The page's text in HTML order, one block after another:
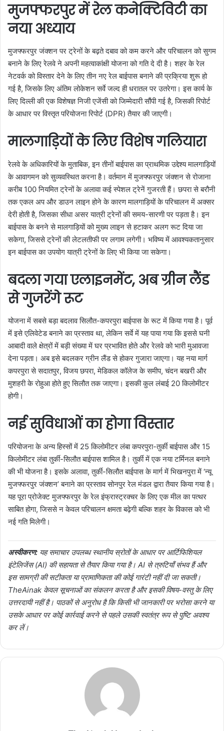
मुजफ्फरपुर में रेल कनेक्टिविटी का
नया अध्याय
मुजफ्फरपुर जंक्शन पर ट्रेनों के बढ़ते दबाव को कम करने और परिचालन को सुगम
बनाने के लिए रेलवे ने अपनी महत्वाकांक्षी योजना को गति दे दी है। शहर के रेल
नेटवर्क को विस्तार देने के लिए तीन नए रेल बाईपास बनाने की प्रक्रिया शुरू हो
गई है, जिसके लिए अंतिम लोकेशन सर्वे जल्द ही धरातल पर उतरेगा। इस कार्य के
लिए दिल्ली की एक विशेषज्ञ निजी एजेंसी को जिम्मेदारी सौंपी गई है, जिसकी रिपोर्ट
के आधार पर विस्तृत परियोजना रिपोर्ट (DPR) तैयार की जाएगी।
मालगाड़ियों के लिए विशेष गलियारा
रेलवे के अधिकारियों के मुताबिक, इन तीनों बाईपास का प्राथमिक उद्देश्य मालगाड़ियों
के आवागमन को सुव्यवस्थित करना है। वर्तमान में मुजफ्फरपुर जंक्शन से रोजाना
करीब 100 नियमित ट्रेनों के अलावा कई स्पेशल ट्रेनें गुजरती हैं। छपरा से बरौनी
तक एकल अप और डाउन लाइन होने के कारण मालगाड़ियों के परिचालन में अक्सर
देरी होती है, जिसका सीधा असर यात्री ट्रेनों की समय-सारणी पर पड़ता है। इन
बाईपास के बनने से मालगाड़ियों को मुख्य लाइन से हटाकर अलग रूट दिया जा
सकेगा, जिससे ट्रेनों की लेटलतीफी पर लगाम लगेगी। भविष्य में आवश्यकतानुसार
इन बाईपास का उपयोग यात्री ट्रेनों के लिए भी किया जा सकेगा।
बदला गया एलाइनमेंट, अब ग्रीन लैंड
से गुजरेंगे रूट
योजना में सबसे बड़ा बदलाव सिलौत-कपरपुरा बाईपास के रूट में किया गया है। पूर्व
में इसे एलिवेटेड बनाने का प्रस्ताव था, लेकिन सर्वे में यह पाया गया कि इससे घनी
आबादी वाले क्षेत्रों में बड़ी संख्या में घर प्रभावित होते और रेलवे को भारी मुआवजा
देना पड़ता। अब इसे बदलकर ग्रीन लैंड से होकर गुजारा जाएगा। यह नया मार्ग
कपरपुरा से सदातपुर, विजय छपरा, मेडिकल कॉलेज के समीप, चंदन बखरी और
मुशहरी के रोहुआ होते हुए सिलौत तक जाएगा। इसकी कुल लंबाई 20 किलोमीटर
होगी।
नई सुविधाओं का होगा विस्तार
परियोजना के अन्य हिस्सों में 25 किलोमीटर लंबा कपरपुरा-तुर्की बाईपास और 15
किलोमीटर लंबा तुर्की-सिलौत बाईपास शामिल है। तुर्की में एक नया टर्मिनल बनाने
की भी योजना है। इसके अलावा, तुर्की-सिलौत बाईपास के मार्ग में भिखनपुरा में ‘न्यू
मुजफ्फरपुर जंक्शन’ बनाने का प्रस्ताव सोनपुर रेल मंडल द्वारा तैयार किया गया है।
यह पूरा प्रोजेक्ट मुजफ्फरपुर के रेल इंफ्रास्ट्रक्चर के लिए एक मील का पत्थर
साबित होगा, जिससे न केवल परिचालन क्षमता बढ़ेगी बल्कि शहर के विकास को भी
नई गति मिलेगी।
अस्वीकरण: यह समाचार उपलब्ध स्थानीय स्रोतों के आधार पर आर्टिफिशियल
इंटेलिजेंस (AI) की सहायता से तैयार किया गया है। AI से त्रुटियाँ संभव हैं और
इस सामग्री की सटीकता या प्रामाणिकता की कोई गारंटी नहीं दी जा सकती।
TheAinak केवल सूचनाओं का संकलन करता है और इसकी विषय-वस्तु के लिए
उत्तरदायी नहीं है। पाठकों से अनुरोध है कि किसी भी जानकारी पर भरोसा करने या
उसके आधार पर कोई कार्रवाई करने से पहले उसकी स्वतंत्र रूप से पुष्टि अवश्य
कर लें।